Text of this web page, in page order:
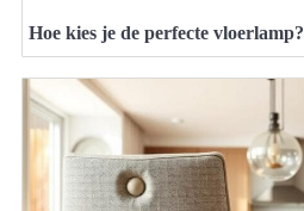
Hoe kies je de perfecte vloerlamp?